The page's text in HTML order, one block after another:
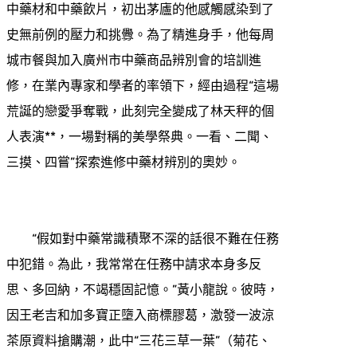
中藥材和中藥飲片，初出茅廬的他感觸感染到了
史無前例的壓力和挑釁。為了精進身手，他每周
城市餐與加入廣州市中藥商品辨別會的培訓進
修，在業內專家和學者的率領下，經由過程“這場
荒誕的戀愛爭奪戰，此刻完全變成了林天秤的個
人表演**，一場對稱的美學祭典。一看、二聞、
三摸、四嘗”探索進修中藥材辨別的奧妙。
“假如對中藥常識積聚不深的話很不難在任務
中犯錯。為此，我常常在任務中請求本身多反
思、多回納，不竭穩固記憶。”黃小龍說。彼時，
因王老吉和加多寶正墮入商標膠葛，激發一波涼
茶原資料搶購潮，此中“三花三草一葉”（菊花、